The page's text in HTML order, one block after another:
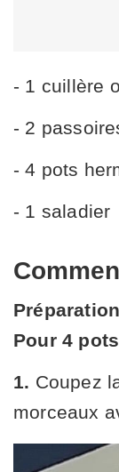
- 1 cuillère
- 2
- 4 pots
- 1 saladier
Pour 4 pots
1. Coupez
morceaux